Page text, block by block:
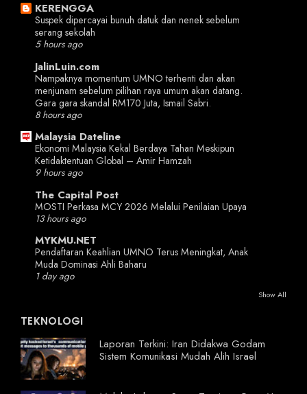
KERENGGA
Suspek dipercayai bunuh datuk dan nenek sebelum
serang sekolah
5 hours ago
JalinLuin.com
Nampaknya momentum UMNO terhenti dan akan
menjunam sebelum pilihan raya umum akan datang.
Gara gara skandal RM170 Juta, Ismail Sabri.
8 hours ago
Malaysia Dateline
Ekonomi Malaysia Kekal Berdaya Tahan Meskipun
Ketidaktentuan Global – Amir Hamzah
9 hours ago
The Capital Post
MOSTI Perkasa MCY 2026 Melalui Penilaian Upaya
13 hours ago
MYKMU.NET
Pendaftaran Keahlian UMNO Terus Meningkat, Anak
Muda Dominasi Ahli Baharu
1 day ago
Show All
TEKNOLOGI
Laporan Terkini: Iran Didakwa Godam
Sistem Komunikasi Mudah Alih Israel